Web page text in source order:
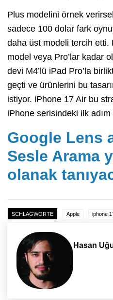
Plus modelini örnek
sadece 100 dolar fark
daha üst modeli tercih etti.
model veya Pro’lar kadar
devi M4’lü iPad Pro’la
geçti ve ürünlerini bu
istiyor. iPhone 17 Air bu
iPhone serisindeki ilk
Google Lens
Sesle Arama
olanak
SCHLAGWORTE Apple iphone
Hasan